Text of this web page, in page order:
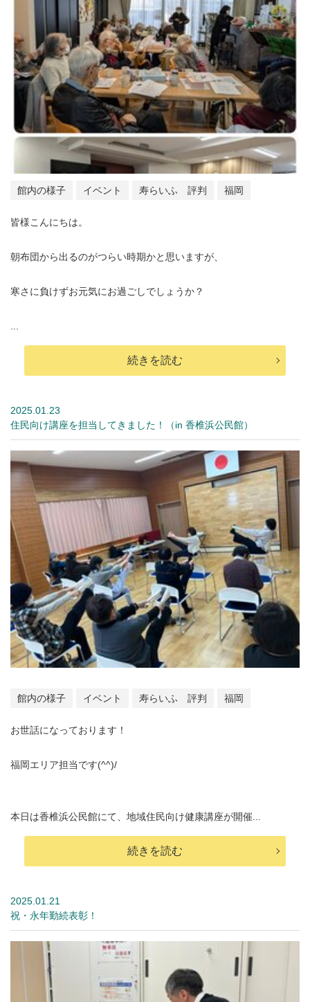
館内の様子 イベント 寿らいふ 評判 福岡
皆様こんにちは。
朝布団から出るのがつらい時期かと思いますが、
寒さに負けずお元気にお過ごしでしょうか？
続きを読む
2025.01.23
住民向け講座を担当してきました！（in 香椎浜公民館）
館内の様子 イベント 寿らいふ 評判 福岡
お世話になっております！
福岡エリア担当です(^^)/
本日は香椎浜公民館にて、地域住民向け健康講座が開催...
続きを読む
2025.01.21
祝・永年勤続表彰！